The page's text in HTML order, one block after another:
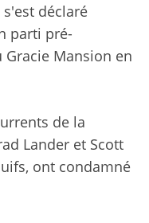
déclaré
parti pré-
Mansion en
de la
Lander et Scott
ont condamné